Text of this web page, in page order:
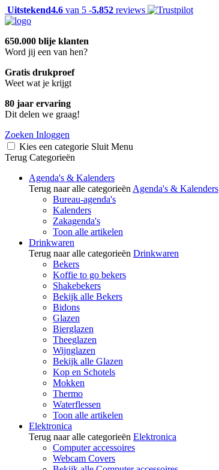
Uitstekend4.6 van 5 -5.852 reviews
650.000 blije klanten
Word jij een van hen?
Gratis drukproef
Weet wat je krijgt
80 jaar ervaring
Dit delen we graag!
Zoeken Inloggen
Kies een categorie Sluit Menu
Terug Categorieën
Agenda's & Kalenders
Terug naar alle categorieën Agenda's & Kalenders
Bureau-agenda's
Kalenders
Zakagenda's
Toon alle artikelen
Drinkwaren
Terug naar alle categorieën Drinkwaren
Bekers
Koffie to go bekers
Shakebekers
Bekijk alle Bekers
Bidons
Glazen
Bierglazen
Theeglazen
Wijnglazen
Bekijk alle Glazen
Kop en Schotels
Mokken
Thermo
Waterflessen
Toon alle artikelen
Elektronica
Terug naar alle categorieën Elektronica
Computer accessoires
Webcam Covers